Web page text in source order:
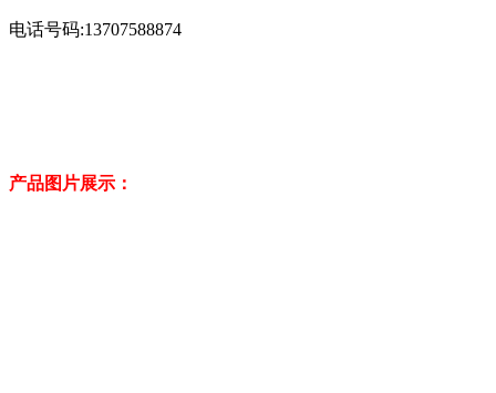
电话号码:13707588874
产品图片展示：